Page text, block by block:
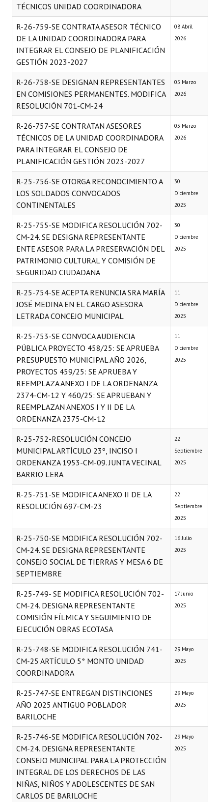
DOCUMENTOS
Informes de Gestión
Proyectos Presentados
Dictámenes Asesoría Letrada
Actas de Sesión
Informes de Unidad Coordinadora
Ejecución Presupuestaria
Actas de Audiencias Públicas
NORMATIVA
Comunicaciones
Declaraciones
Resoluciones
Resoluciones de Presidencia
Antiguos Pobladores
Noticias Destacadas
Registros y Distinciones
Datos Históricos
Premio al Mérito - Registro
Audiencias Públicas - Registro
Mujeres que Dejaron Huellas - Registro
Periodistas Decanos - Registro
Ciudadano Ilustre - Registro
Huéspedes de Honor - Registro
Reconocimientos - Registro
Bariloche, Municipio intercultural
Entrega de distinciones
REFORMA DE LA CARTA ORGÁNICA
TÉCNICOS UNIDAD COORDINADORA
R-26-759-SE CONTRATA ASESOR TÉCNICO
DE LA UNIDAD COORDINADORA PARA
INTEGRAR EL CONSEJO DE PLANIFICACIÓN
GESTIÓN 2023-2027
08 Abril
2026
R-26-758-SE DESIGNAN REPRESENTANTES
EN COMISIONES PERMANENTES. MODIFICA
RESOLUCIÓN 701-CM-24
05 Marzo
2026
R-26-757-SE CONTRATAN ASESORES
TÉCNICOS DE LA UNIDAD COORDINADORA
PARA INTEGRAR EL CONSEJO DE
PLANIFICACIÓN GESTIÓN 2023-2027
05 Marzo
2026
R-25-756-SE OTORGA RECONOCIMIENTO A
LOS SOLDADOS CONVOCADOS
CONTINENTALES
30
Diciembre
2025
R-25-755-SE MODIFICA RESOLUCIÓN 702-
CM-24. SE DESIGNA REPRESENTANTE
ENTE ASESOR PARA LA PRESERVACIÓN DEL
PATRIMONIO CULTURAL Y COMISIÓN DE
SEGURIDAD CIUDADANA
30
Diciembre
2025
R-25-754-SE ACEPTA RENUNCIA SRA MARÍA
JOSÉ MEDINA EN EL CARGO ASESORA
LETRADA CONCEJO MUNICIPAL
11
Diciembre
2025
R-25-753-SE CONVOCA AUDIENCIA
PÚBLICA PROYECTO 458/25: SE APRUEBA
PRESUPUESTO MUNICIPAL AÑO 2026,
PROYECTOS 459/25: SE APRUEBA Y
REEMPLAZA ANEXO I DE LA ORDENANZA
2374-CM-12 Y 460/25: SE APRUEBAN Y
REEMPLAZAN ANEXOS I Y II DE LA
ORDENANZA 2375-CM-12
11
Diciembre
2025
R-25-752-RESOLUCIÓN CONCEJO
MUNICIPAL ARTÍCULO 23º, INCISO I
ORDENANZA 1953-CM-09. JUNTA VECINAL
BARRIO LERA
22
Septiembre
2025
R-25-751-SE MODIFICA ANEXO II DE LA
RESOLUCIÓN 697-CM-23
22
Septiembre
2025
R-25-750-SE MODIFICA RESOLUCIÓN 702-
CM-24. SE DESIGNA REPRESENTANTE
CONSEJO SOCIAL DE TIERRAS Y MESA 6 DE
SEPTIEMBRE
16 Julio
2025
R-25-749- SE MODIFICA RESOLUCIÓN 702-
CM-24. DESIGNA REPRESENTANTE
COMISIÓN FÍLMICA Y SEGUIMIENTO DE
EJECUCIÓN OBRAS ECOTASA
17 Junio
2025
R-25-748-SE MODIFICA RESOLUCIÓN 741-
CM-25 ARTÍCULO 5° MONTO UNIDAD
COORDINADORA
29 Mayo
2025
R-25-747-SE ENTREGAN DISTINCIONES
AÑO 2025 ANTIGUO POBLADOR
BARILOCHE
29 Mayo
2025
R-25-746-SE MODIFICA RESOLUCIÓN 702-
CM-24. DESIGNA REPRESENTANTE
CONSEJO MUNICIPAL PARA LA PROTECCIÓN
INTEGRAL DE LOS DERECHOS DE LAS
NIÑAS, NIÑOS Y ADOLESCENTES DE SAN
CARLOS DE BARILOCHE
29 Mayo
2025